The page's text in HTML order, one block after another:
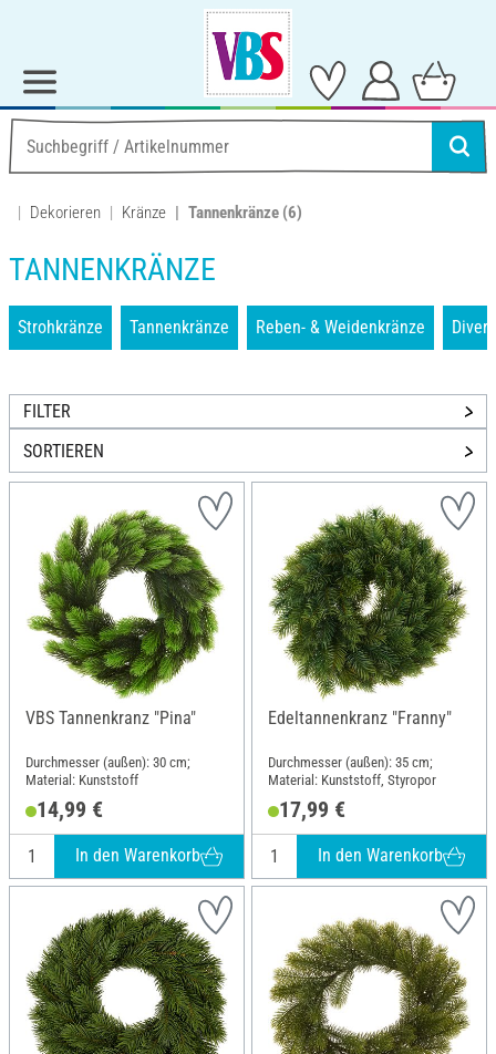
Dekorieren Kränze Tannenkränze (6)
TANNENKRÄNZE
Strohkränze Tannenkränze Reben- & Weidenkränze
FILTER
SORTIEREN
VBS Tannenkranz "Pina"
Durchmesser (außen): 30 cm;
Material: Kunststoff
14,99 €
In den Warenkorb
Edeltannenkranz "Franny"
Durchmesser (außen): 35 cm;
Material: Kunststoff, Styropor
17,99 €
In den Warenkorb